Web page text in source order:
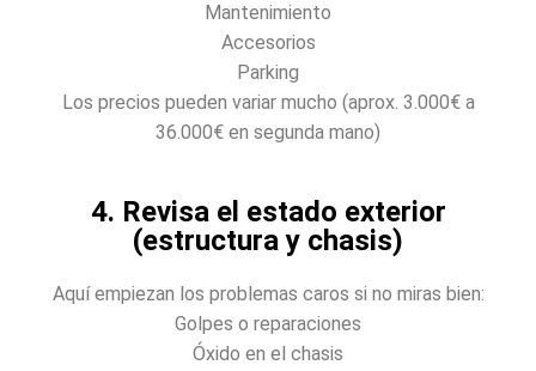
Mantenimiento
Accesorios
Parking
Los precios pueden variar mucho (aprox. 3.000€ a
36.000€ en segunda mano)
4. Revisa el estado exterior
(estructura y chasis)
Aquí empiezan los problemas caros si no miras bien:
Golpes o reparaciones
Óxido en el chasis